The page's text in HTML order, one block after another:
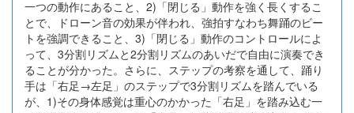
一つの動作にあること、2)「閉じる」動作を強く長くするこ
とで、ドローン音の効果が伴われ、強拍すなわち舞踊のビー
トを強調できること、3)「閉じる」動作のコントロールによ
って、3分割リズムと2分割リズムのあいだで自由に演奏でき
ることが分かった。さらに、ステップの考察を通して、踊り
手は「右足→左足」のステップで3分割リズムを踏んでいる
が、1)その身体感覚は重心のかかった「右足」を踏み込む一